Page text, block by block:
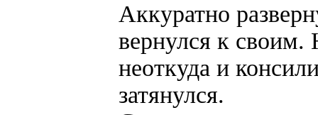
Аккуратно
вернулся к
неоткуда и
затянулся.